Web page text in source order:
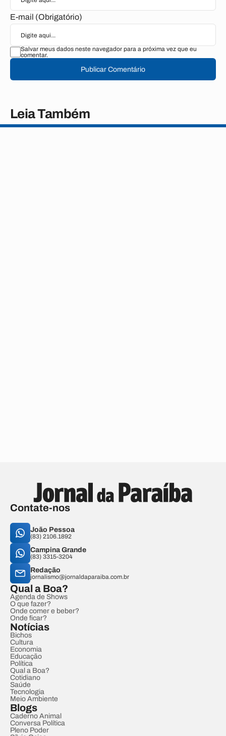
E-mail (Obrigatório)
Salvar meus dados neste navegador para a próxima vez que eu
comentar.
Publicar Comentário
Leia Também
Contate-nos
João Pessoa
(83) 2106.1892
Campina Grande
(83) 3315-3204
Redação
jornalismo@jornaldaparaiba.com.br
Qual a Boa?
Agenda de Shows
O que fazer?
Onde comer e beber?
Onde ficar?
Notícias
Bichos
Cultura
Economia
Educação
Política
Qual a Boa?
Cotidiano
Saúde
Tecnologia
Meio Ambiente
Blogs
Caderno Animal
Conversa Política
Pleno Poder